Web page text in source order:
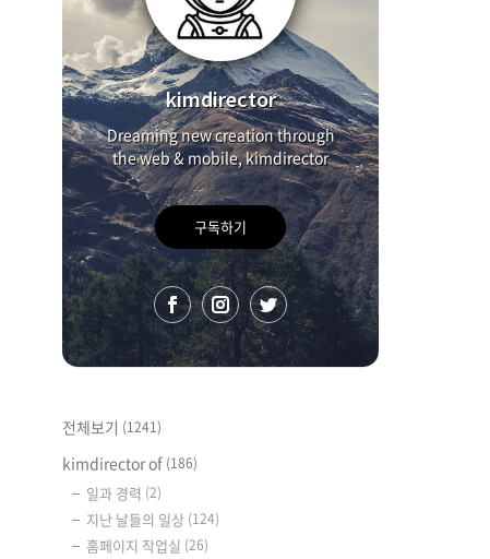
kimdirector
Dreaming new creation through
the web & mobile, kimdirector
구독하기
전체보기 (1241)
kimdirector of (186)
일과 경력 (2)
지난 날들의 일상 (124)
홈페이지 작업실 (26)